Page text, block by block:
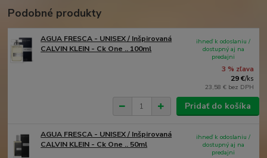
Podobné produkty
AGUA FRESCA - UNISEX / Inšpirovaná
CALVIN KLEIN - Ck One .. 100ml
3 % zľava
29 €/ks
23,58 € bez DPH
ihneď k odoslaniu /
dostupný aj na
predajni
Pridať do košíka
AGUA FRESCA - UNISEX / Inšpirovaná
CALVIN KLEIN - Ck One .. 50ml
ihneď k odoslaniu /
dostupný aj na
predajni